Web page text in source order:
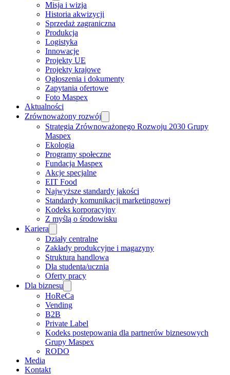
Misja i wizja
Historia akwizycji
Sprzedaż zagraniczna
Produkcja
Logistyka
Innowacje
Projekty UE
Projekty krajowe
Ogłoszenia i dokumenty
Zapytania ofertowe
Foto Maspex
Aktualności
Zrównoważony rozwój
Strategia Zrównoważonego Rozwoju 2030 Grupy
Maspex
Ekologia
Programy społeczne
Fundacja Maspex
Akcje specjalne
EIT Food
Najwyższe standardy jakości
Standardy komunikacji marketingowej
Kodeks korporacyjny
Z myślą o środowisku
Kariera
Działy centralne
Zakłady produkcyjne i magazyny
Struktura handlowa
Dla studenta/ucznia
Oferty pracy
Dla biznesu
HoReCa
Vending
B2B
Private Label
Kodeks postępowania dla partnerów biznesowych
Grupy Maspex
RODO
Media
Kontakt